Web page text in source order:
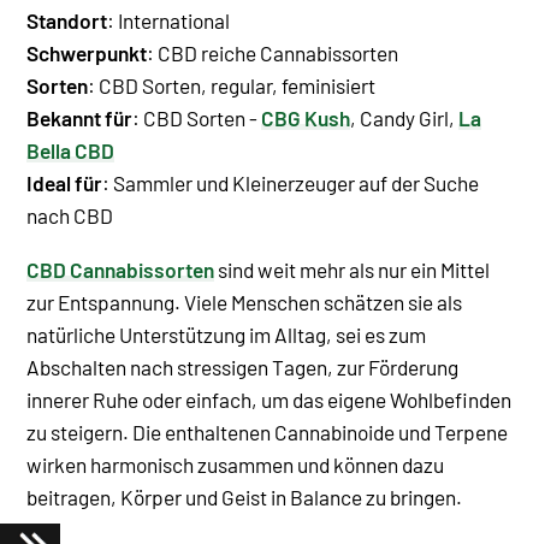
Standort: International
Schwerpunkt: CBD reiche Cannabissorten
Sorten: CBD Sorten, regular, feminisiert
Bekannt für: CBD Sorten - CBG Kush, Candy Girl, La
Bella CBD
Ideal für: Sammler und Kleinerzeuger auf der Suche
nach CBD
CBD Cannabissorten sind weit mehr als nur ein Mittel
zur Entspannung. Viele Menschen schätzen sie als
natürliche Unterstützung im Alltag, sei es zum
Abschalten nach stressigen Tagen, zur Förderung
innerer Ruhe oder einfach, um das eigene Wohlbefinden
zu steigern. Die enthaltenen Cannabinoide und Terpene
wirken harmonisch zusammen und können dazu
beitragen, Körper und Geist in Balance zu bringen.